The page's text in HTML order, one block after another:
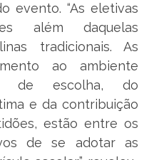
evento. “As eletivas
além daquelas
tradicionais. As
ao ambiente
de escolha, do
e da contribuição
estão entre os
de se adotar as